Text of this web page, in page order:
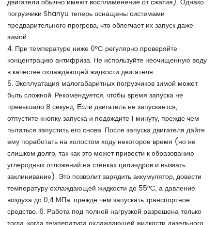
погрузчики Shanyu теперь оснащены системами
предварительного прогрева, что облегчает их запуск даже
зимой.
4. При температуре ниже 0°C регулярно проверяйте
концентрацию антифриза. Не используйте неочищенную воду
в качестве охлаждающей жидкости двигателя.
5. Эксплуатация малогабаритных погрузчиков зимой может
быть сложной. Рекомендуется, чтобы время запуска не
превышало 8 секунд. Если двигатель не запускается,
отпустите кнопку запуска и подождите 1 минуту, прежде чем
пытаться запустить его снова. После запуска двигателя дайте
ему поработать на холостом ходу некоторое время (но не
слишком долго, так как это может привести к образованию
углеродных отложений на стенках цилиндров и вызвать
заклинивание). Это позволит зарядить аккумулятор, довести
температуру охлаждающей жидкости до 55°C, а давление
воздуха до 0,4 МПа, прежде чем запускать транспортное
средство. 6. Работа под полной нагрузкой разрешена только